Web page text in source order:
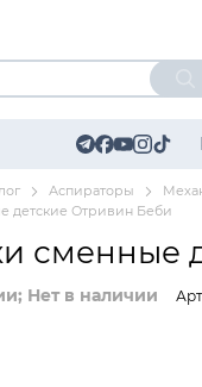
Аспираторы
детские Отривин Беби
сменные
Нет в наличии